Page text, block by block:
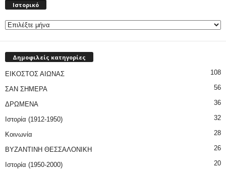
Ιστορικό
Δημοφιλείς κατηγορίες
ΕΙΚΟΣΤΟΣ ΑΙΩΝΑΣ 108
ΣΑΝ ΣΗΜΕΡΑ 56
ΔΡΩΜΕΝΑ 36
Ιστορία (1912-1950) 32
Κοινωνία 28
ΒΥΖΑΝΤΙΝΗ ΘΕΣΣΑΛΟΝΙΚΗ 26
Ιστορία (1950-2000) 20